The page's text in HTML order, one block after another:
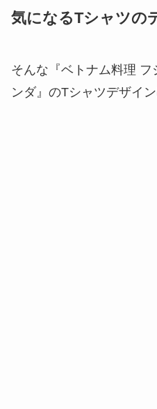
気になるTシャツ
そんな『ベトナム料理
ンダ』のTシャツデザイン